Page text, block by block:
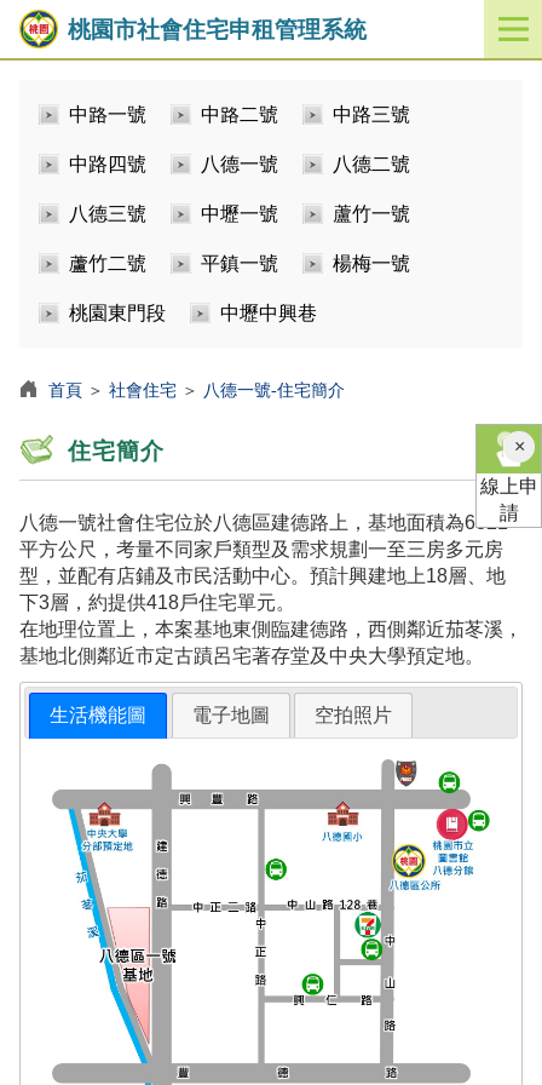
桃園市社會住宅申租管理系統
開
啟
中路一號 中路二號 中路三號
中路四號 八德一號 八德二號
八德三號 中壢一號 蘆竹一號
蘆竹二號 平鎮一號 楊梅一號
桃園東門段 中壢中興巷
首頁 ＞ 社會住宅 ＞ 八德一號-住宅簡介
住宅簡介
八德一號社會住宅位於八德區建德路上，基地面積為6821
平方公尺，考量不同家戶類型及需求規劃一至三房多元房
型，並配有店鋪及市民活動中心。預計興建地上18層、地
下3層，約提供418戶住宅單元。
在地理位置上，本案基地東側臨建德路，西側鄰近茄苳溪，
基地北側鄰近市定古蹟呂宅著存堂及中央大學預定地。
生活機能圖 電子地圖 空拍照片
×關
閉
線上申
請